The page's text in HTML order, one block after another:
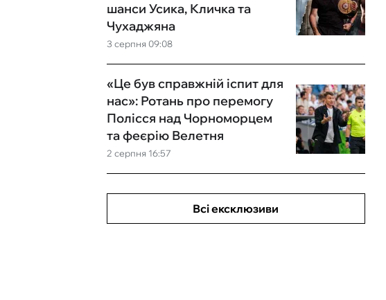
3 серпня 09:08
шанси Усика, Кличка та
Чухаджяна
2 серпня 16:57
«Це був справжній іспит для
нас»: Ротань про перемогу
Полісся над Чорноморцем
та феєрію Велетня
Всі ексклюзиви